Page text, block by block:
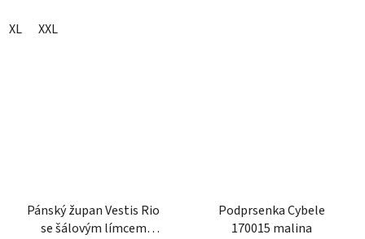
XL XXL
Pánský župan Vestis Rio
se šálovým límcem
Podprsenka Cybele
170015 malina